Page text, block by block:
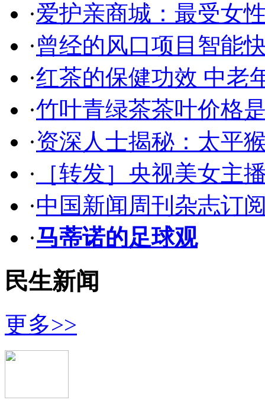
·爱护亲商城：最受女
·曾经的风口项目智能
·红茶的保健功效 中老
·竹叶青绿茶茶叶价格
·资深人士揭秘：太平
· ［转发］央视美女主
·中国新闻周刊杂志订
·马蒂诺的足球观
民生新闻
更多>>